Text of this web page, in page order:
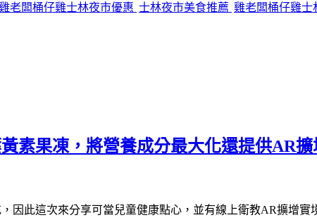
老闆桶仔雞士林夜市優惠 士林夜市美食推薦 雞老闆桶仔雞士
素果凍，將營養成分最大化還提供AR
因此這次來分享可當兒童健康點心，並有線上衛教AR擴增